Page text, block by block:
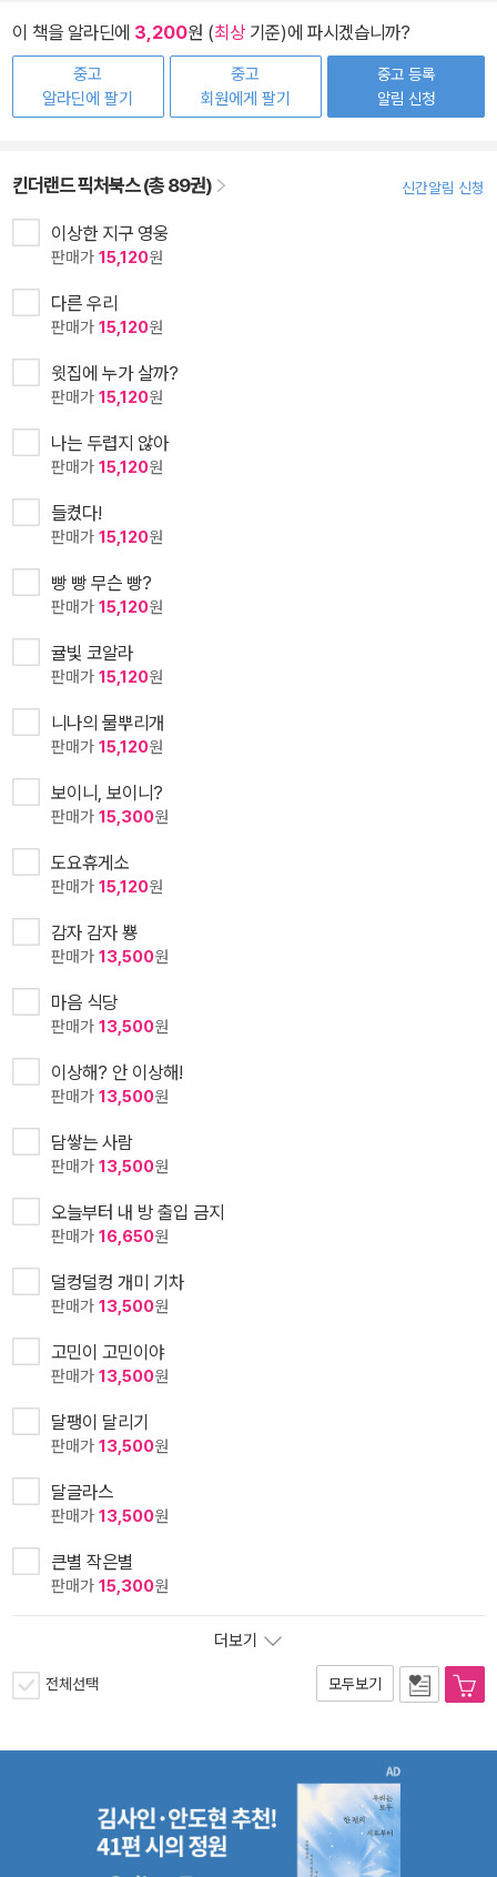
이 책을 알라딘에 3,200원 (최상기준)에 파시겠습니까?
중고
알라딘에 팔기
중고
회원에게 팔기
중고 등록
알림 신청
킨더랜드 픽처북스 (총 89권) 신간알림 신청
이상한 지구 영웅
판매가 15,120원
다른 우리
판매가 15,120원
윗집에 누가 살까?
판매가 15,120원
나는 두렵지 않아
판매가 15,120원
들켰다!
판매가 15,120원
빵 빵 무슨 빵?
판매가 15,120원
귤빛 코알라
판매가 15,120원
니나의 물뿌리개
판매가 15,120원
보이니, 보이니?
판매가 15,300원
도요휴게소
판매가 15,120원
감자 감자 뿅
판매가 13,500원
마음 식당
판매가 13,500원
이상해? 안 이상해!
판매가 13,500원
담쌓는 사람
판매가 13,500원
오늘부터 내 방 출입 금지
판매가 16,650원
덜컹덜컹 개미 기차
판매가 13,500원
고민이 고민이야
판매가 13,500원
달팽이 달리기
판매가 13,500원
달글라스
판매가 13,500원
큰별 작은별
판매가 15,300원
더보기
전체선택 모두보기